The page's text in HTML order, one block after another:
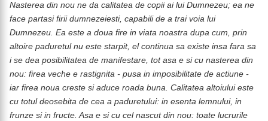
Nasterea din nou ne da calitatea de copii ai lui Dumnezeu; ea ne
face partasi firii dumnezeiesti, capabili de a trai voia lui
Dumnezeu. Ea este a doua fire in viata noastra dupa cum, prin
altoire paduretul nu este starpit, el continua sa existe insa fara sa
i se dea posibilitatea de manifestare, tot asa e si cu nasterea din
nou: firea veche e rastignita - pusa in imposibilitate de actiune -
iar firea noua creste si aduce roada buna. Calitatea altoiului este
cu totul deosebita de cea a paduretului: in esenta lemnului, in
frunze si in fructe. Asa e si cu cel nascut din nou: toate lucrurile